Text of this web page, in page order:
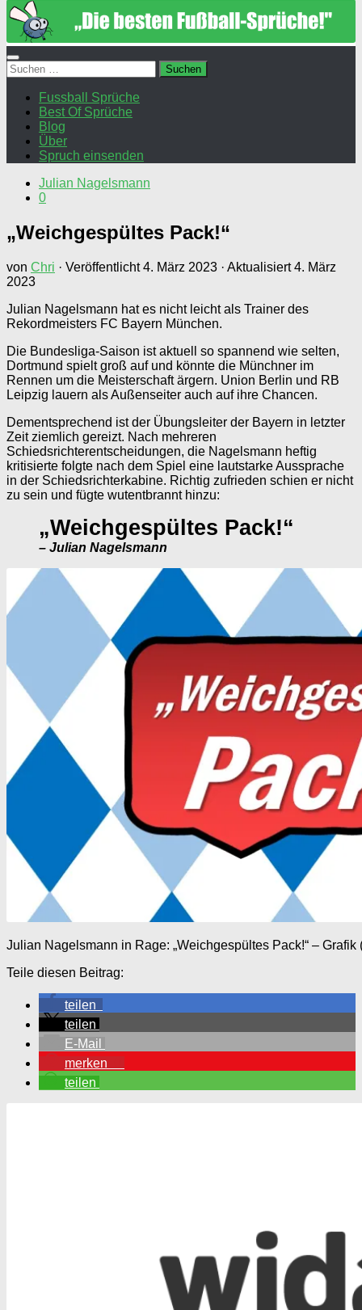
Suchen
nach:
Fussball Sprüche
Best Of Sprüche
Blog
Über
Spruch einsenden
Julian Nagelsmann
0
„Weichgespültes Pack!“
von Chri · Veröffentlicht4. März 2023 · Aktualisiert4. März
2023
Julian Nagelsmann hat es nicht leicht als Trainer des
Rekordmeisters FC Bayern München.
Die Bundesliga-Saison ist aktuell so spannend wie selten,
Dortmund spielt groß auf und könnte die Münchner im
Rennen um die Meisterschaft ärgern. Union Berlin und RB
Leipzig lauern als Außenseiter auch auf ihre Chancen.
Dementsprechend ist der Übungsleiter der Bayern in letzter
Zeit ziemlich gereizt. Nach mehreren
Schiedsrichterentscheidungen, die Nagelsmann heftig
kritisierte folgte nach dem Spiel eine lautstarke Aussprache
in der Schiedsrichterkabine. Richtig zufrieden schien er nicht
zu sein und fügte wutentbrannt hinzu:
„Weichgespültes Pack!“
– Julian Nagelsmann
Julian Nagelsmann in Rage: „Weichgespültes Pack!“ – Grafik
Teile diesen Beitrag:
teilen
teilen
E-Mail
merken
teilen